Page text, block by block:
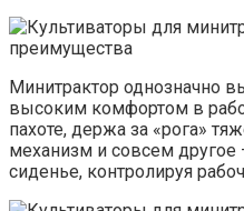
Минитрактор однозначно
высоким комфортом в
пахоте, держа за «рога»
механизм и совсем другое
сиденье, контролируя